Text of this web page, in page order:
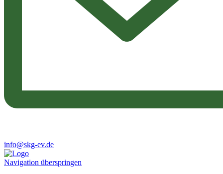
info@skg-ev.de
Navigation überspringen